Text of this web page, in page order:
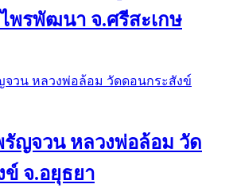
พรพัฒนา จ.ศรีสะเกษ
รัญจวน หลวงพ่อล้อม วัด
จ.อยุธยา